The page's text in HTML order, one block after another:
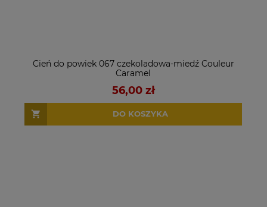
Cień do powiek 067 czekoladowa-miedź Couleur
Caramel
56,00 zł
DO KOSZYKA